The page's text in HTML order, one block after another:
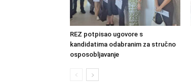
REZ potpisao ugovore s
kandidatima odabranim za stručno
osposobljavanje